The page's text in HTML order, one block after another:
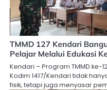
TMMD 127 Kendari
Pelajar Melalui Edukasi
Kendari – Program TMMD ke-
Kodim 1417/Kendari tidak
fisik, tetapi juga menyasar